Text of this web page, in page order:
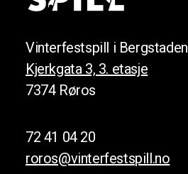
Vinterfestspill i Bergstaden
Kjerkgata 3, 3. etasje
7374 Røros
72 41 04 20
roros@vinterfestspill.no